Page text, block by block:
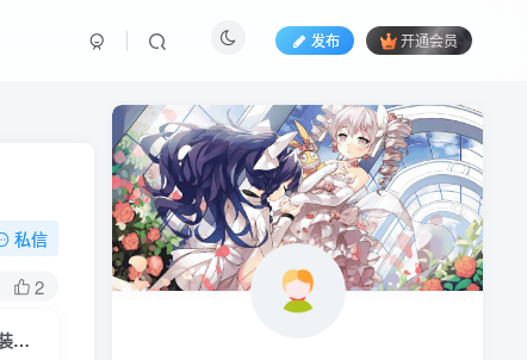
发布 开通会员
私信
2
爱德华船长/Captain Edward Build.14886796|角色扮演|容量6.3GB|免安装绿色中文版